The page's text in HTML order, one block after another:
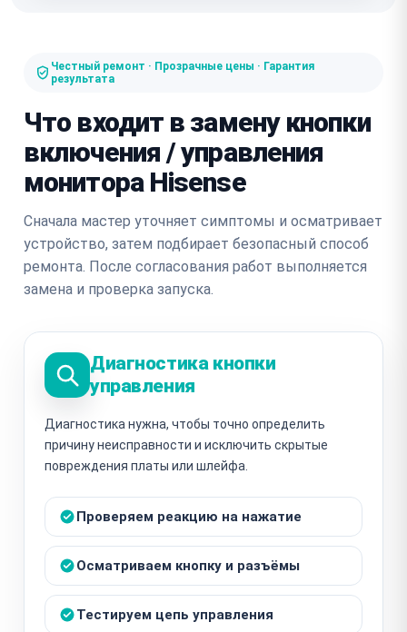
Честный ремонт · Прозрачные цены · Гарантия
результата
Что входит в замену кнопки
включения / управления
монитора Hisense
Сначала мастер уточняет симптомы и осматривает
устройство, затем подбирает безопасный способ
ремонта. После согласования работ выполняется
замена и проверка запуска.
Диагностика кнопки
управления
Диагностика нужна, чтобы точно определить
причину неисправности и исключить скрытые
повреждения платы или шлейфа.
Проверяем реакцию на нажатие
Осматриваем кнопку и разъёмы
Тестируем цепь управления